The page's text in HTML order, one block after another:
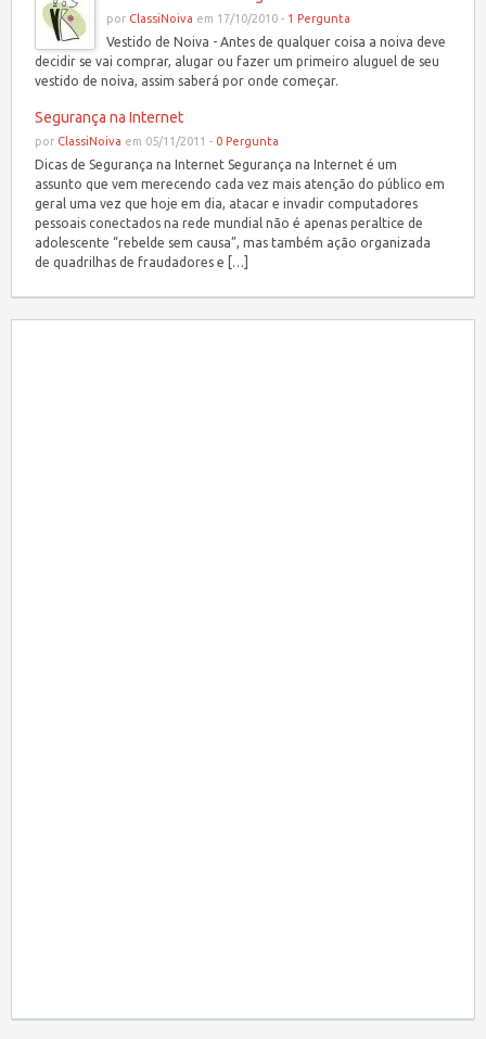
por ClassiNoiva em 17/10/2010 - 1 Pergunta
Vestido de Noiva - Antes de qualquer coisa a noiva deve
decidir se vai comprar, alugar ou fazer um primeiro aluguel de seu
vestido de noiva, assim saberá por onde começar.
Segurança na Internet
por ClassiNoiva em 05/11/2011 - 0 Pergunta
Dicas de Segurança na Internet Segurança na Internet é um
assunto que vem merecendo cada vez mais atenção do público em
geral uma vez que hoje em dia, atacar e invadir computadores
pessoais conectados na rede mundial não é apenas peraltice de
adolescente “rebelde sem causa”, mas também ação organizada
de quadrilhas de fraudadores e […]